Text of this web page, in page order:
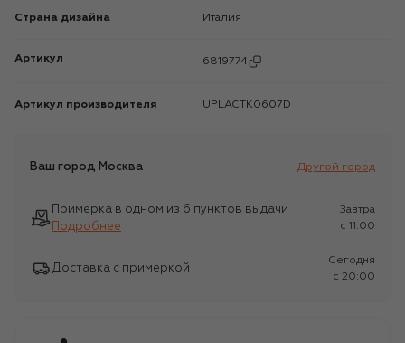
Страна дизайна Италия
Артикул 6819774
Артикул производителя UPLACTK0607D
Ваш город Москва Другой город
Примерка в одном из 6 пунктов выдачи
Подробнее
Завтра
c 11:00
Доставка с примеркой
Сегодня
c 20:00